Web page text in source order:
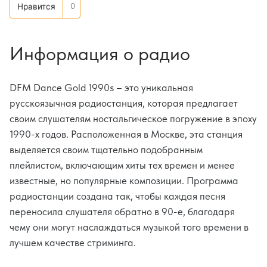
Нравится 0
Информация о радио
DFM Dance Gold 1990s – это уникальная
русскоязычная радиостанция, которая предлагает
своим слушателям ностальгическое погружение в эпоху
1990-х годов. Расположенная в Москве, эта станция
выделяется своим тщательно подобранным
плейлистом, включающим хиты тех времен и менее
известные, но популярные композиции. Программа
радиостанции создана так, чтобы каждая песня
переносила слушателя обратно в 90-е, благодаря
чему они могут наслаждаться музыкой того времени в
лучшем качестве стриминга.